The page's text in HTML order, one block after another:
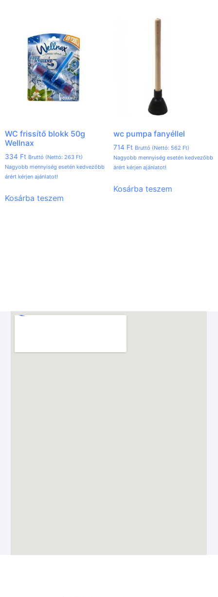
WC frissítő blokk 50g
Wellnax
334 Ft Bruttó (Nettó: 263 Ft)
Nagyobb mennyiség esetén kedvezőbb
árért kérjen ajánlatot!
Kosárba teszem
wc pumpa fanyéllel
714 Ft Bruttó (Nettó: 562 Ft)
Nagyobb mennyiség esetén kedvezőbb
árért kérjen ajánlatot!
Kosárba teszem